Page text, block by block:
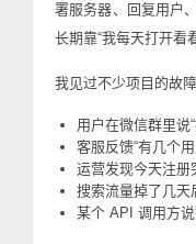
署服务器、回复用户
长期靠“我每天打开看
我见过不少项目的故
用户在微信群里说“
客服反馈“有几个用
运营发现今天注册
搜索流量掉了几天
某个 API 调用方说